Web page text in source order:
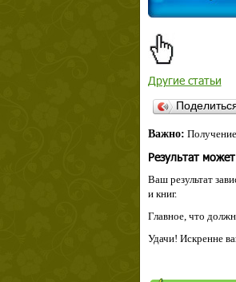
Другие статьи
Важно:
Результат
Ваш результат
и книг.
Главное, что
Удачи! Искренне